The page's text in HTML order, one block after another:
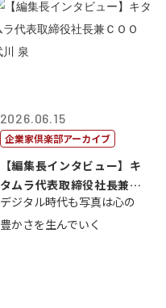
2026.06.15
企業家倶楽部アーカイブ
【編集長インタビュー】キ
タムラ代表取締役社長兼Ｃ
ＯＯ 武川 ...
デジタル時代も写真は心の
豊かさを生んでいく